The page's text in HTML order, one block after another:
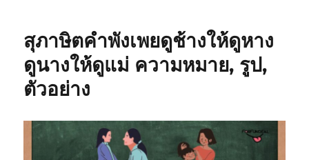
สุภาษิตคำพังเพยดูช้างให้ดูหาง
ดูนางให้ดูแม่ ความหมาย, รูป,
ตัวอย่าง